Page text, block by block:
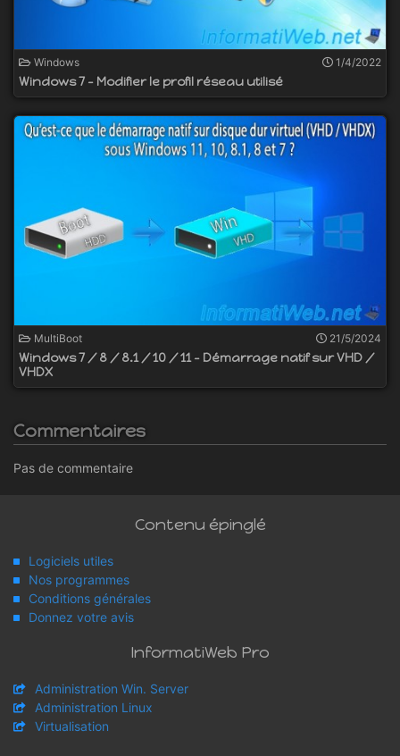
Windows 1/4/2022
Windows 7 - Modifier le profil réseau utilisé
MultiBoot 21/5/2024
Windows 7 / 8 / 8.1 / 10 / 11 - Démarrage natif sur VHD /
VHDX
Commentaires
Pas de commentaire
Contenu épinglé
Logiciels utiles
Nos programmes
Conditions générales
Donnez votre avis
InformatiWeb Pro
Administration Win. Server
Administration Linux
Virtualisation